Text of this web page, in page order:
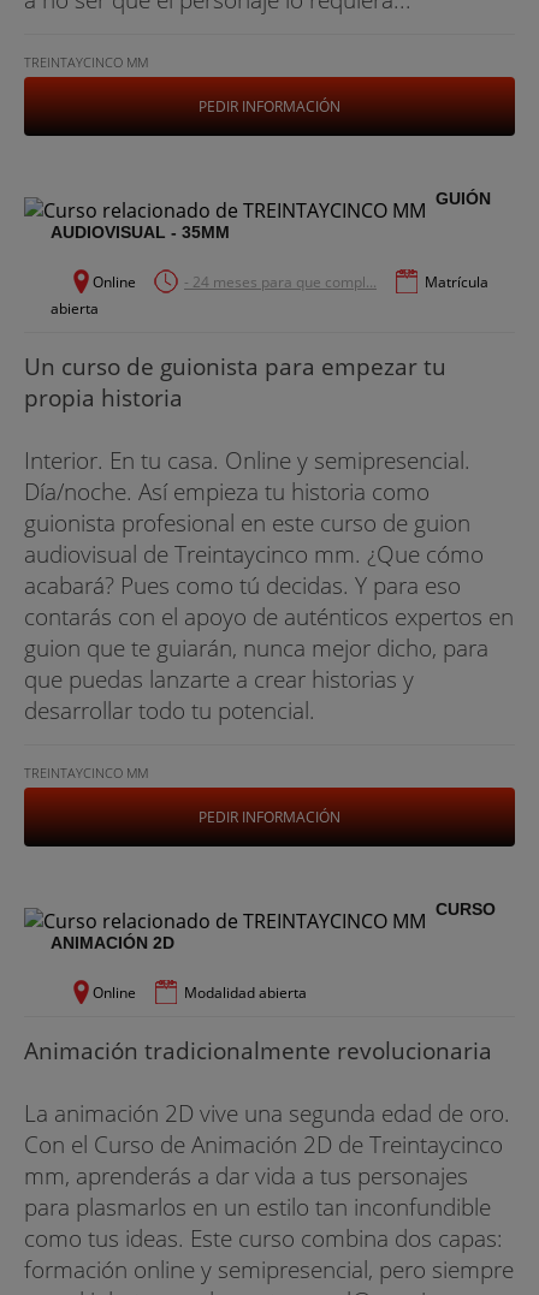
TREINTAYCINCO MM
PEDIR INFORMACIÓN
GUIÓN
AUDIOVISUAL - 35MM
Online - 24 meses para que compl...
Matrícula
abierta
Un curso de guionista para empezar tu
propia historia
Interior. En tu casa. Online y semipresencial.
Día/noche. Así empieza tu historia como
guionista profesional en este curso de guion
audiovisual de Treintaycinco mm. ¿Que cómo
acabará? Pues como tú decidas. Y para eso
contarás con el apoyo de auténticos expertos en
guion que te guiarán, nunca mejor dicho, para
que puedas lanzarte a crear historias y
desarrollar todo tu potencial.
TREINTAYCINCO MM
PEDIR INFORMACIÓN
CURSO
ANIMACIÓN 2D
Online Modalidad abierta
Animación tradicionalmente revolucionaria
La animación 2D vive una segunda edad de oro.
Con el Curso de Animación 2D de Treintaycinco
mm, aprenderás a dar vida a tus personajes
para plasmarlos en un estilo tan inconfundible
como tus ideas. Este curso combina dos capas:
formación online y semipresencial, pero siempre